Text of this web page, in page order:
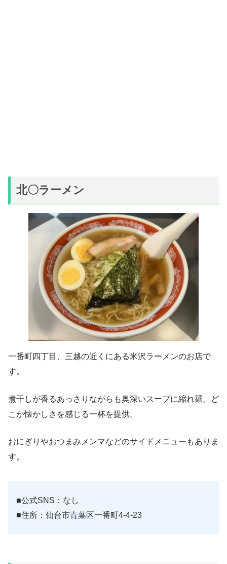
北〇ラーメン
一番町四丁目、三越の近くにある米沢ラーメンのお店で
す。
煮干しが香るあっさりながらも奥深いスープに縮れ麺。ど
こか懐かしさを感じる一杯を提供。
おにぎりやおつまみメンマなどのサイドメニューもありま
す。
■公式SNS：なし
■住所：仙台市青葉区一番町4-4-23